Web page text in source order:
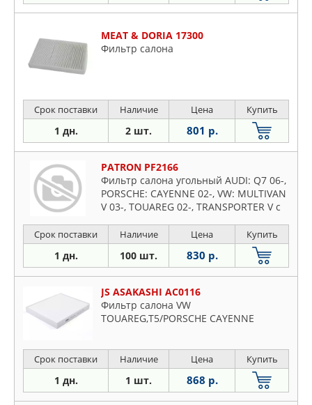
MEAT & DORIA 17300
Фильтр салона
Срок поставки Наличие Цена Купить
1 дн. 2 шт. 801 р.
PATRON PF2166
Фильтр салона угольный AUDI: Q7 06-,
PORSCHE: CAYENNE 02-, VW: MULTIVAN
V 03-, TOUAREG 02-, TRANSPORTER V c
Срок поставки Наличие Цена Купить
1 дн. 100 шт. 830 р.
JS ASAKASHI AC0116
Фильтр салона VW
TOUAREG,T5/PORSCHE CAYENNE
Срок поставки Наличие Цена Купить
1 дн. 1 шт. 868 р.